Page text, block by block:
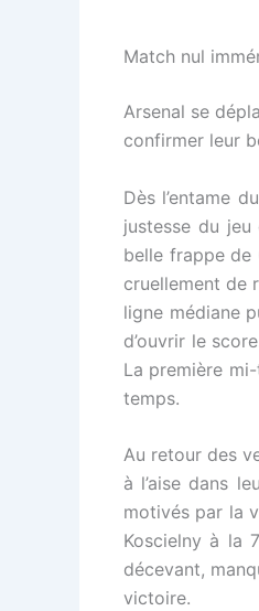
Match nul
Arsenal se
confirmer leur
Dès l’entame
justesse du
belle frappe de
cruellement de
ligne médiane
d’ouvrir le
La première
temps.
Au retour des
à l’aise dans
motivés par la
Koscielny à la
décevant,
victoire.